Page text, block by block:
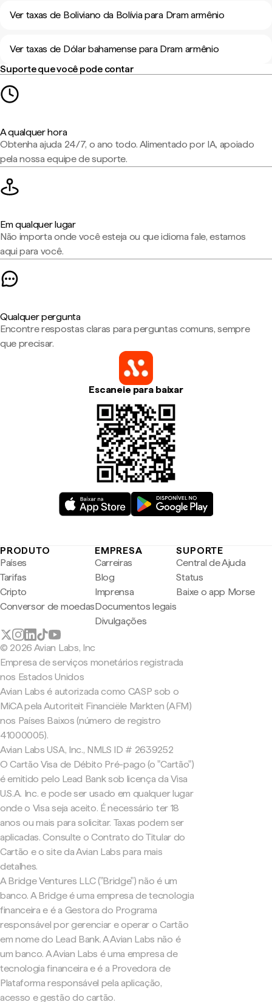
Ver taxas de Boliviano da Bolívia para Dram armênio
Ver taxas de Dólar bahamense para Dram armênio
Suporte que você pode contar
A qualquer hora
Obtenha ajuda 24/7, o ano todo. Alimentado por IA, apoiado
pela nossa equipe de suporte.
Em qualquer lugar
Não importa onde você esteja ou que idioma fale, estamos
aqui para você.
Qualquer pergunta
Encontre respostas claras para perguntas comuns, sempre
que precisar.
Escaneie para baixar
PRODUTO
Países
Tarifas
Cripto
Conversor de moedas
EMPRESA
Carreiras
Blog
Imprensa
Documentos legais
Divulgações
SUPORTE
Central de Ajuda
Status
Baixe o app Morse
© 2026 Avian Labs, Inc
Empresa de serviços monetários registrada
nos Estados Unidos
Avian Labs é autorizada como CASP sob o
MiCA pela Autoriteit Financiële Markten (AFM)
nos Países Baixos (número de registro
41000005).
Avian Labs USA, Inc., NMLS ID # 2639252
O Cartão Visa de Débito Pré-pago (o "Cartão")
é emitido pelo Lead Bank sob licença da Visa
U.S.A. Inc. e pode ser usado em qualquer lugar
onde o Visa seja aceito. É necessário ter 18
anos ou mais para solicitar. Taxas podem ser
aplicadas. Consulte o Contrato do Titular do
Cartão e o site da Avian Labs para mais
detalhes.
A Bridge Ventures LLC ("Bridge") não é um
banco. A Bridge é uma empresa de tecnologia
financeira e é a Gestora do Programa
responsável por gerenciar e operar o Cartão
em nome do Lead Bank. A Avian Labs não é
um banco. A Avian Labs é uma empresa de
tecnologia financeira e é a Provedora de
Plataforma responsável pela aplicação,
acesso e gestão do cartão.